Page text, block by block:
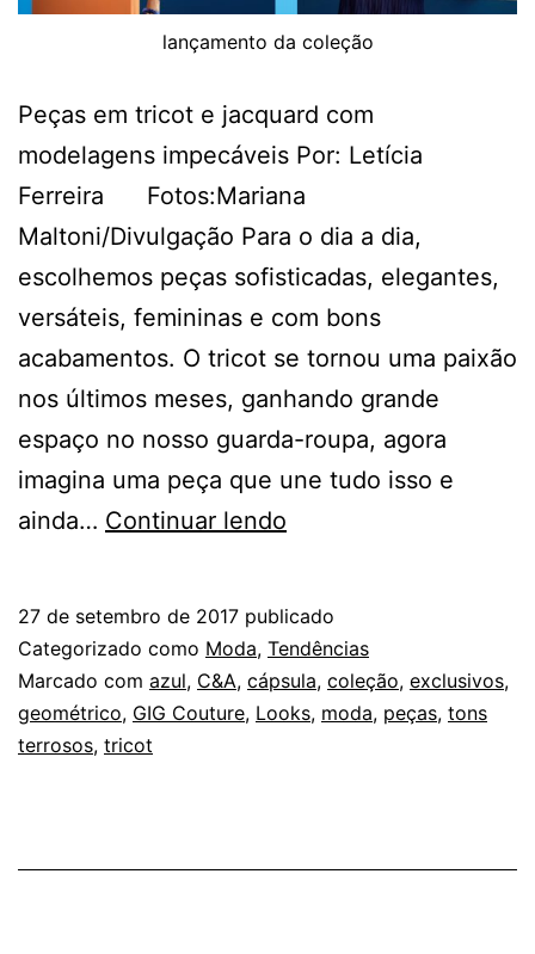
lançamento da coleção
Peças em tricot e jacquard com
modelagens impecáveis Por: Letícia
Ferreira Fotos:Mariana
Maltoni/Divulgação Para o dia a dia,
escolhemos peças sofisticadas, elegantes,
versáteis, femininas e com bons
acabamentos. O tricot se tornou uma paixão
nos últimos meses, ganhando grande
espaço no nosso guarda-roupa, agora
imagina uma peça que une tudo isso e
ainda… Continuar lendo
COM
A
GIG
27 de setembro de 2017 publicado
Categorizado como Moda, Tendências
Marcado com azul, C&A, cápsula, coleção, exclusivos,
geométrico, GIG Couture, Looks, moda, peças, tons
terrosos, tricot